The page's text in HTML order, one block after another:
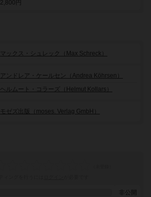
2,800円
マックス・シュレック（Max Schreck）
アンドレア・ケールセン（Andrea Köhrsen）
ヘルムート・コラーズ（Helmut Kollars）
モゼズ出版（moses. Verlag GmbH）
非公開